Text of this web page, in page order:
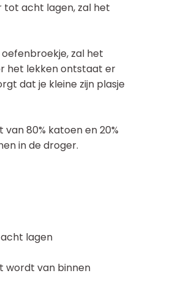
tot acht lagen, zal het
zal het
het lekken ontstaat er
dat je kleine zijn plasje
80% katoen en 20%
in de droger.
lagen
wordt van binnen